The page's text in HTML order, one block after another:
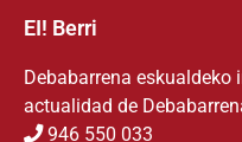
EI! Berri
Debabarrena
actualidad de
946 550 033